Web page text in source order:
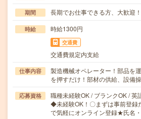
期間 長期でお仕事できる方、大歓迎！
時給 時給1300円
交通費
交通費規定内支給
仕事内容
製造機械オペレーター！部品を
を押すだけ！部材の供給、設備
応募資格
職種未経験OK / ブランクOK / 英
◆未経験OK！〇まずは事前登録
で気軽にオンライン登録★氏名